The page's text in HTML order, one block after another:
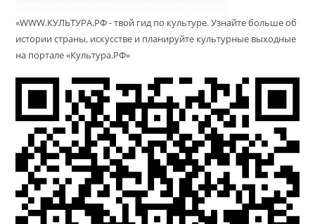
«WWW.КУЛЬТУРА.РФ - твой гид по культуре. Узнайте больше об
истории страны, искусстве и планируйте культурные выходные
на портале «Культура.РФ»